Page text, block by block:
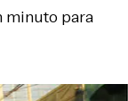
minuto para